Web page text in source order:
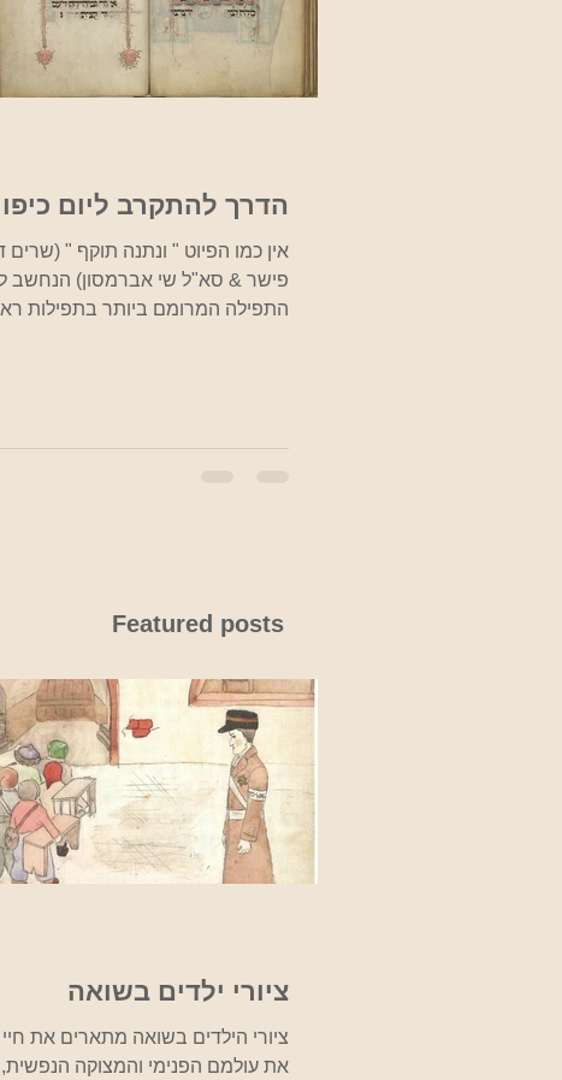
הדרך להתקרב ליום
אין כמו הפיוט " ונתנה
פישר & סא"ל שי אברמסון) הנחשב
התפילה המרומם ביותר בתפילות
Featured posts
ציורי ילדים בשואה
ציורי הילדים בשואה מתארים את חיי
את עולמם הפנימי והמצוקה